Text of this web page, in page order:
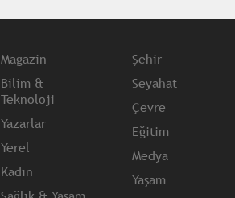
Magazin
Bilim &
Teknoloji
Yazarlar
Yerel
Kadın
Şehir
Seyahat
Çevre
Eğitim
Medya
Yaşam